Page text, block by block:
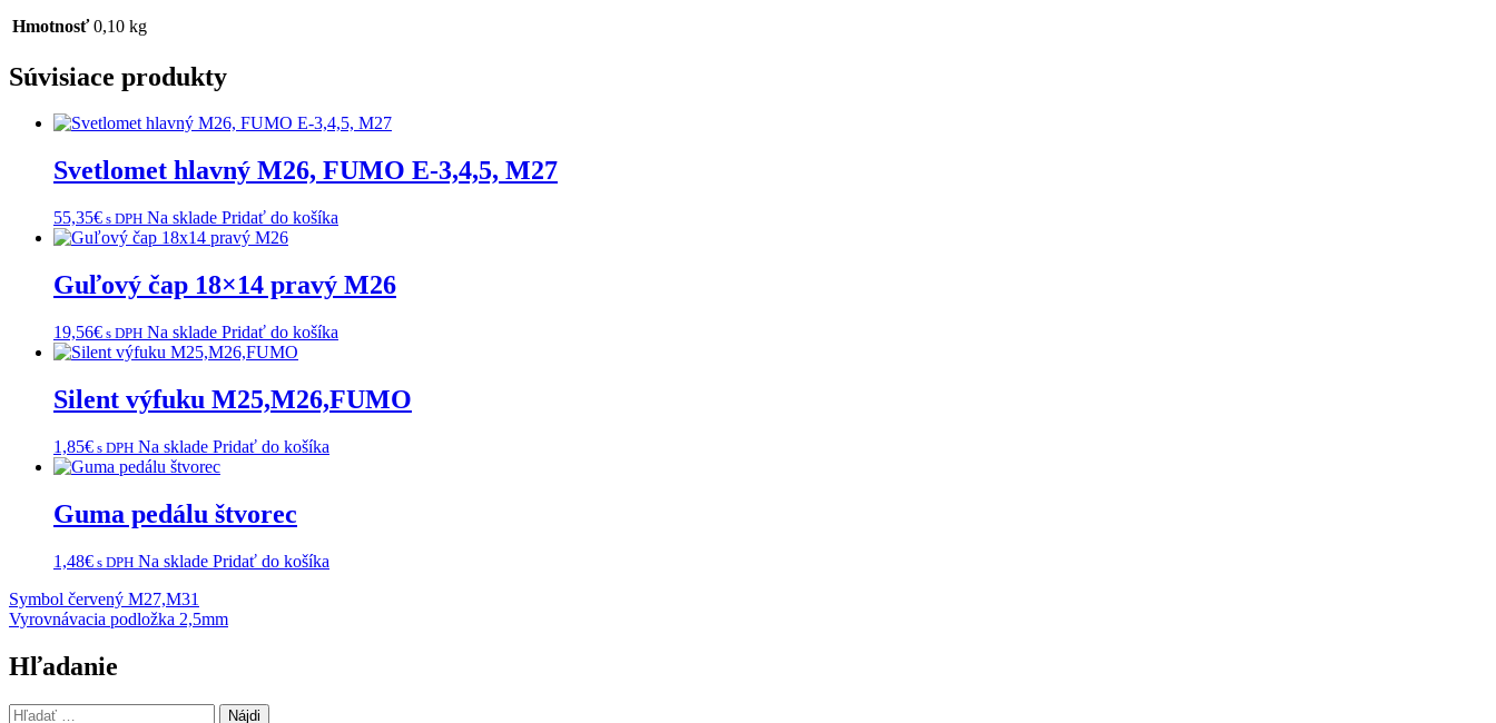
Hmotnosť 0,10 kg
Súvisiace produkty
Svetlomet hlavný M26, FUMO E-3,4,5, M27
55,35€ s DPH Na sklade Pridať do košíka
Guľový čap 18×14 pravý M26
19,56€ s DPH Na sklade Pridať do košíka
Silent výfuku M25,M26,FUMO
1,85€ s DPH Na sklade Pridať do košíka
Guma pedálu štvorec
1,48€ s DPH Na sklade Pridať do košíka
Navigácia
v
článku
Symbol červený M27,M31
Vyrovnávacia podložka 2,5mm
Hľadanie
Hľadať: